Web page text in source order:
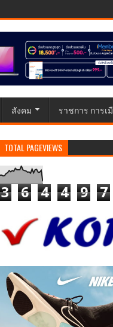
สังคม ราชการ การเ
TOTAL PAGEVIEWS
3 6 4 4 9 7